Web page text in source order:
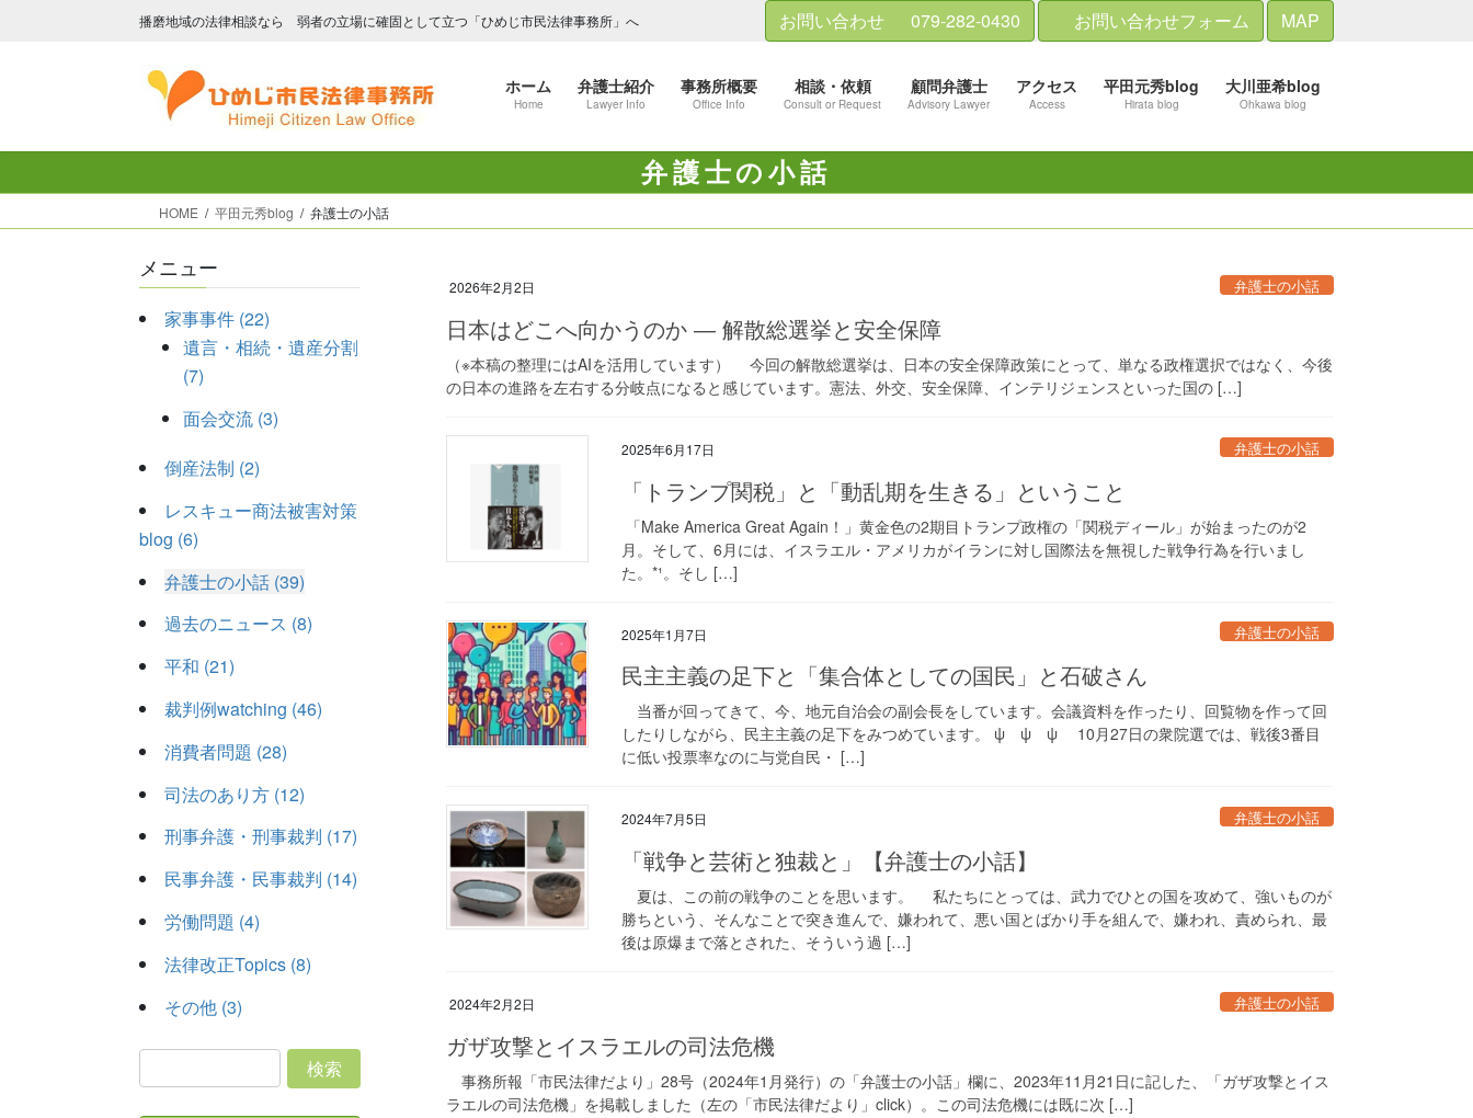
キ
ッ
に
移
播磨地域の法律相談なら 弱者の立場に確固として立つ「ひめじ市民法律事務所」へ お問い合わせ 079-282-0430 お問い合わせフォーム MAP
ホーム
Home
弁護士紹介
Lawyer Info
事務所概要
Office Info
相談・依頼
Consult or Request
顧問弁護士
Advisory Lawyer
アクセス
Access
平田元秀blog
Hirata blog
大川亜希blog
Ohkawa blog
弁護士の小話
HOME 平田元秀blog 弁護士の小話
2026年2月2日 弁護士の小話
日本はどこへ向かうのか ― 解散総選挙と安全保障
（※本稿の整理にはAIを活用しています） 今回の解散総選挙は、日本の安全保障政策にとって、単なる政権選択ではなく、今後
の日本の進路を左右する分岐点になると感じています。憲法、外交、安全保障、インテリジェンスといった国の […]
2025年6月17日 弁護士の小話
「トランプ関税」と「動乱期を生きる」ということ
「Make America Great Again！」黄金色の2期目トランプ政権の「関税ディール」が始まったのが2
月。そして、6月には、イスラエル・アメリカがイランに対し国際法を無視した戦争行為を行いまし
た。*¹。そし […]
2025年1月7日 弁護士の小話
民主主義の足下と「集合体としての国民」と石破さん
当番が回ってきて、今、地元自治会の副会長をしています。会議資料を作ったり、回覧物を作って回
したりしながら、民主主義の足下をみつめています。 ψ ψ ψ 10月27日の衆院選では、戦後3番目
に低い投票率なのに与党自民・ […]
2024年7月5日 弁護士の小話
「戦争と芸術と独裁と」【弁護士の小話】
夏は、この前の戦争のことを思います。 私たちにとっては、武力でひとの国を攻めて、強いものが
勝ちという、そんなことで突き進んで、嫌われて、悪い国とばかり手を組んで、嫌われ、責められ、最
後は原爆まで落とされた、そういう過 […]
2024年2月2日 弁護士の小話
ガザ攻撃とイスラエルの司法危機
事務所報「市民法律だより」28号（2024年1月発行）の「弁護士の小話」欄に、2023年11月21日に記した、「ガザ攻撃とイス
ラエルの司法危機」を掲載しました（左の「市民法律だより」click）。この司法危機には既に次 […]
メニュー
家事事件 (22)
遺言・相続・遺産分割
(7)
面会交流 (3)
倒産法制 (2)
レスキュー商法被害対策
blog (6)
弁護士の小話 (39)
過去のニュース (8)
平和 (21)
裁判例watching (46)
消費者問題 (28)
司法のあり方 (12)
刑事弁護・刑事裁判 (17)
民事弁護・民事裁判 (14)
労働問題 (4)
法律改正Topics (8)
その他 (3)